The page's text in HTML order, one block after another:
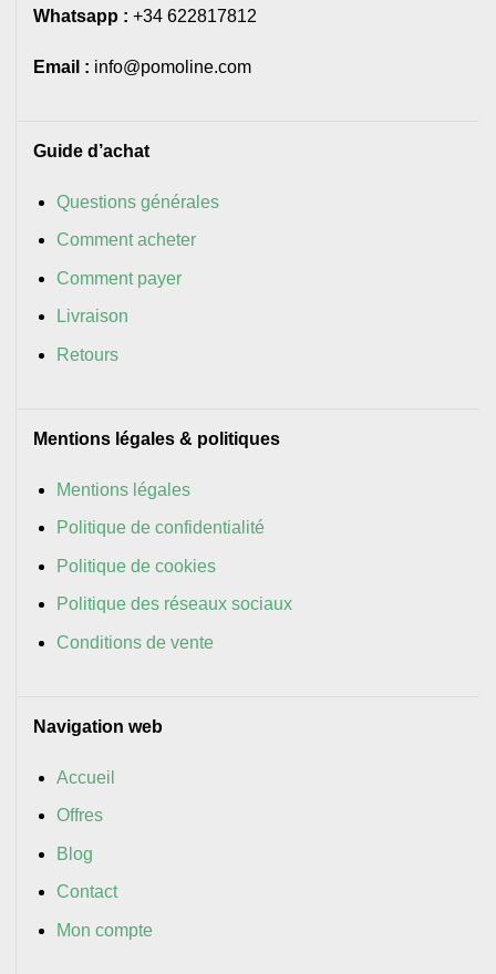
Whatsapp : +34 622817812
Email : info@pomoline.com
Guide d’achat
Questions générales
Comment acheter
Comment payer
Livraison
Retours
Mentions légales & politiques
Mentions légales
Politique de confidentialité
Politique de cookies
Politique des réseaux sociaux
Conditions de vente
Navigation web
Accueil
Offres
Blog
Contact
Mon compte